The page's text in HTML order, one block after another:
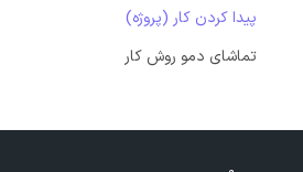
پیدا کردن کار (پروژه)
تماشای دمو روش کار